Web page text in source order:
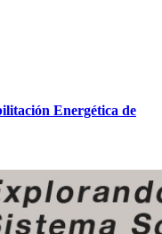
Energética de